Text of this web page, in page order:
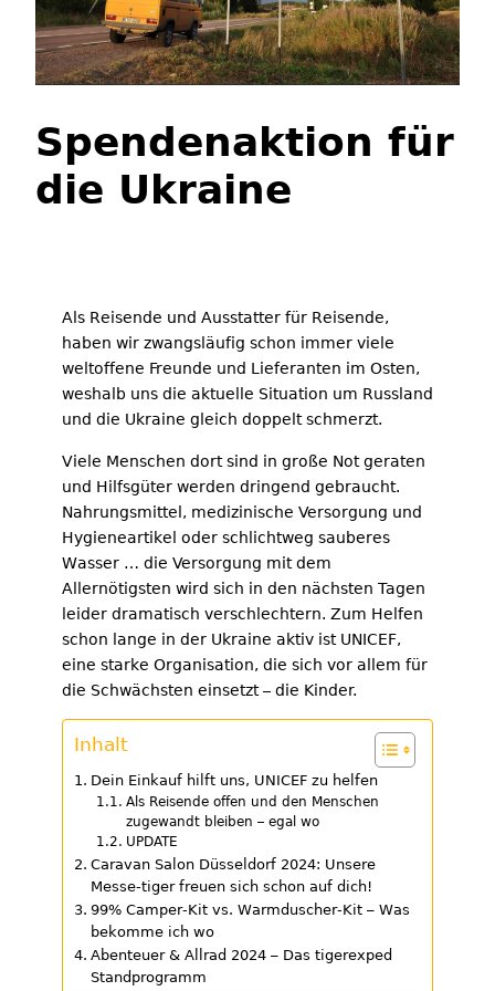
Spendenaktion für
die Ukraine
Als Reisende und Ausstatter für Reisende,
haben wir zwangsläufig schon immer viele
weltoffene Freunde und Lieferanten im Osten,
weshalb uns die aktuelle Situation um Russland
und die Ukraine gleich doppelt schmerzt.
Viele Menschen dort sind in große Not geraten
und Hilfsgüter werden dringend gebraucht.
Nahrungsmittel, medizinische Versorgung und
Hygieneartikel oder schlichtweg sauberes
Wasser … die Versorgung mit dem
Allernötigsten wird sich in den nächsten Tagen
leider dramatisch verschlechtern. Zum Helfen
schon lange in der Ukraine aktiv ist UNICEF,
eine starke Organisation, die sich vor allem für
die Schwächsten einsetzt – die Kinder.
Inhalt
Dein Einkauf hilft uns, UNICEF zu helfen
Als Reisende offen und den Menschen
zugewandt bleiben – egal wo
UPDATE
Caravan Salon Düsseldorf 2024: Unsere
Messe-tiger freuen sich schon auf dich!
99% Camper-Kit vs. Warmduscher-Kit – Was
bekomme ich wo
Abenteuer & Allrad 2024 – Das tigerexped
Standprogramm